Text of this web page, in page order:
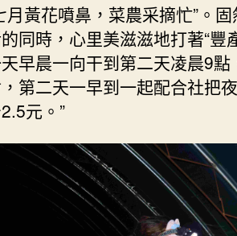
月黃花噴鼻，菜農采摘忙”。
同時，心里美滋滋地打著“豐
早晨一向干到第二天凌晨9
第二天一早到一起配合社把
元。”